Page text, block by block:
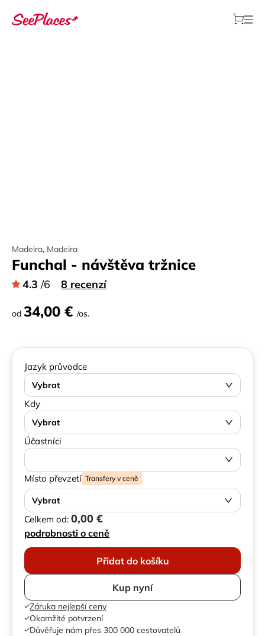
Madeira, Madeira
Funchal - návštěva tržnice
4.3 /6 8 recenzí
od 34,00 € /os.
Jazyk průvodce
Vybrat
Kdy
Vybrat
Účastníci
Místo převzetí Transfery v ceně
Vybrat
Celkem od: 0,00 €
podrobnosti o ceně
Přidat do košíku
Kup nyní
Záruka nejlepší ceny
Okamžité potvrzení
Důvěřuje nám přes 300 000 cestovatelů